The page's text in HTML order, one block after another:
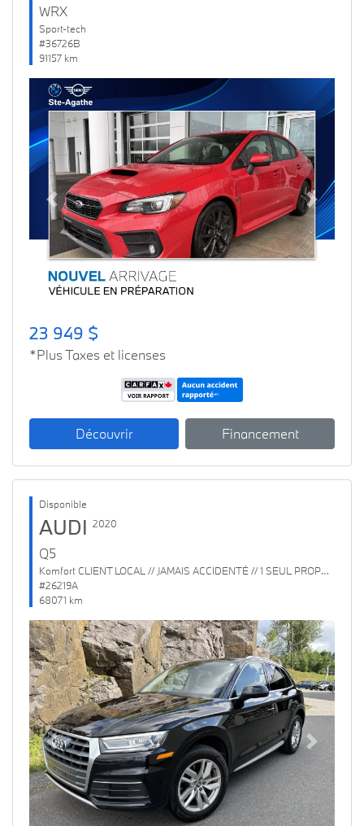
WRX
Sport-tech
#36726B
91157 km
Previous Next
23 949 $
*Plus Taxes et licenses
Découvrir Financement
Disponible
AUDI 2020
Q5
Komfort CLIENT LOCAL // JAMAIS ACCIDENTÉ // 1 SEUL PROPRIO
#26219A
68071 km
Previous Next